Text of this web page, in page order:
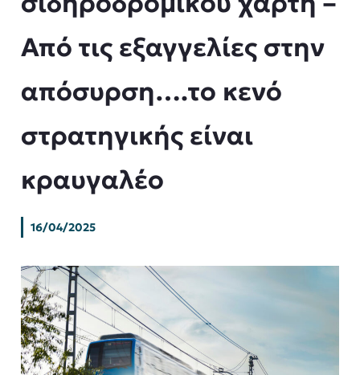
Από τις εξαγγελίες στην
απόσυρση….το κενό
στρατηγικής είναι
κραυγαλέο
16/04/2025